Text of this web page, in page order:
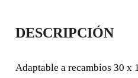
MANGO
PARA
DESCRIPCIÓN
Adaptable a recambios 30 x